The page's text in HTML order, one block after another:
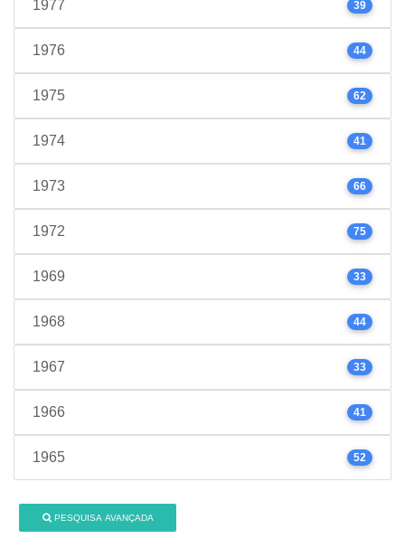
1977 39
1976 44
1975 62
1974 41
1973 66
1972 75
1969 33
1968 44
1967 33
1966 41
1965 52
PESQUISA AVANÇADA